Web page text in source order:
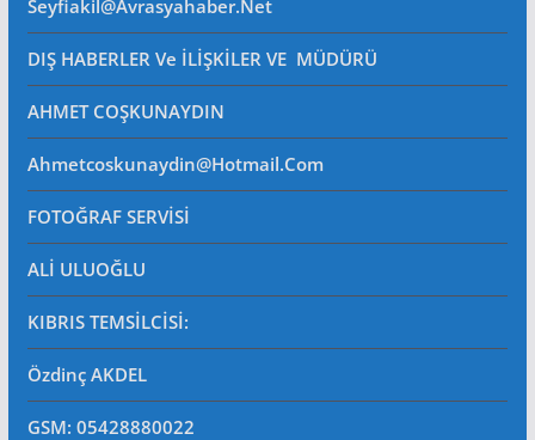
Seyfiakil@avrasyahaber.net
DIŞ HABERLER Ve İLİŞKİLER VE MÜDÜRÜ
AHMET COŞKUNAYDIN
Ahmetcoskunaydin@hotmail.com
FOTOĞRAF SERVİSİ
ALİ ULUOĞLU
KIBRIS TEMSİLCİSİ:
Özdinç AKDEL
GSM: 05428880022